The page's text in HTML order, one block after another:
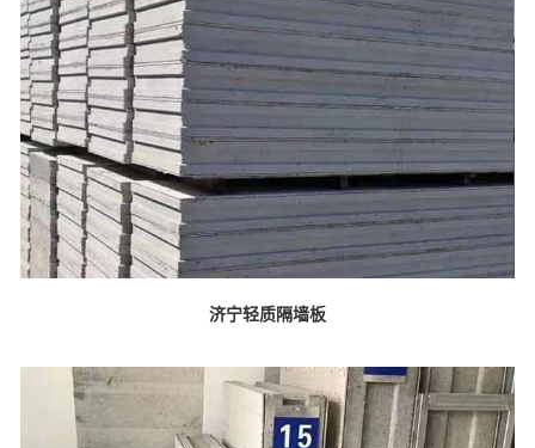
济宁轻质隔墙板